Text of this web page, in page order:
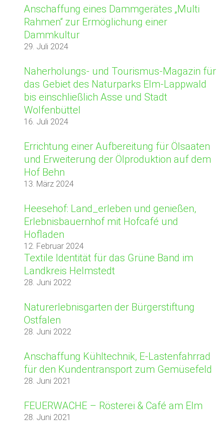
Anschaffung eines Dammgerätes „Multi
Rahmen“ zur Ermöglichung einer
Dammkultur
29. Juli 2024
Naherholungs- und Tourismus-Magazin für
das Gebiet des Naturparks Elm-Lappwald
bis einschließlich Asse und Stadt
Wolfenbüttel
16. Juli 2024
Errichtung einer Aufbereitung für Ölsaaten
und Erweiterung der Ölproduktion auf dem
Hof Behn
13. März 2024
Heesehof: Land_erleben und genießen,
Erlebnisbauernhof mit Hofcafé und
Hofladen
12. Februar 2024
Textile Identität für das Grüne Band im
Landkreis Helmstedt
28. Juni 2022
Naturerlebnisgarten der Bürgerstiftung
Ostfalen
28. Juni 2022
Anschaffung Kühltechnik, E-Lastenfahrrad
für den Kundentransport zum Gemüsefeld
28. Juni 2021
FEUERWACHE – Rösterei & Café am Elm
28. Juni 2021